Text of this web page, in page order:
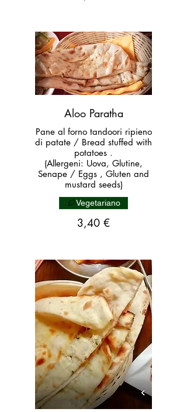
Aloo Paratha
Pane al forno tandoori ripieno
di patate / Bread stuffed with
potatoes .
(Allergeni: Uova, Glutine,
Senape / Eggs , Gluten and
mustard seeds)
3,40 €
Vegetariano